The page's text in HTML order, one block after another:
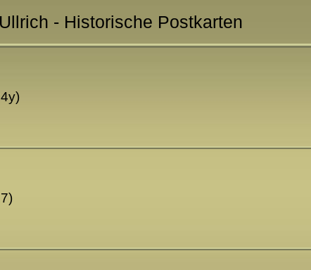
- Historische Postkarten